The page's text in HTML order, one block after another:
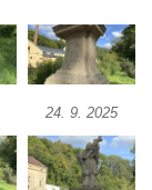
24. 9. 2025